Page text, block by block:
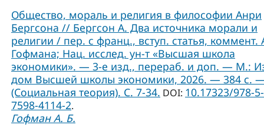
Общество, мораль и религия в философии Анри
Бергсона // Бергсон А. Два источника морали и
религии / пер. с франц., вступ. статья, коммент.
Гофмана; Нац. исслед. ун-т «Высшая школа
экономики». — 3-е изд., перераб. и доп. — М.:
дом Высшей школы экономики, 2026. — 384 с.
(Социальная теория). C. 7-34. DOI: 10.17323/978-5-
7598-4114-2.
Гофман А. Б.